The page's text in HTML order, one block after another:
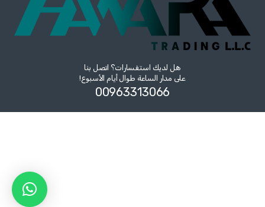
هل لديك استفسارات؟ اتصل بنا
على مدار الساعة طوال أيام الأسبوع!
00963313066‏